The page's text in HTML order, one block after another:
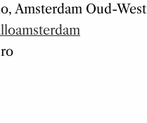
Amsterdam Oud-West